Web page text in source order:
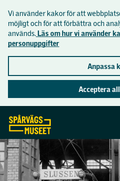
Vi använder kakor för att
möjligt och för att förbättra och
används. Läs om hur vi använder
personuppgifter
Anpassa
Acceptera
Öppettider och priser
Mat och dryck
Praktisk information
Tillgänglighet på museet
Se och göra
Aktuellt
Utställningar
Aktiviteter
Om museet
Museets historia
Skolor
Lättläst